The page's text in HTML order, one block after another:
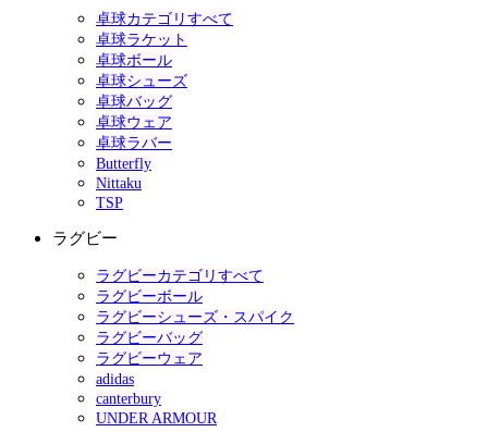
卓球カテゴリすべて
卓球ラケット
卓球ボール
卓球シューズ
卓球バッグ
卓球ウェア
卓球ラバー
Butterfly
Nittaku
TSP
ラグビー
ラグビーカテゴリすべて
ラグビーボール
ラグビーシューズ・スパイク
ラグビーバッグ
ラグビーウェア
adidas
canterbury
UNDER ARMOUR